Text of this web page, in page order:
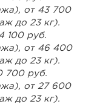
от 43 700
до 23 кг).
100 руб.
от 46 400
до 23 кг).
700 руб.
от 27 600
до 23 кг).